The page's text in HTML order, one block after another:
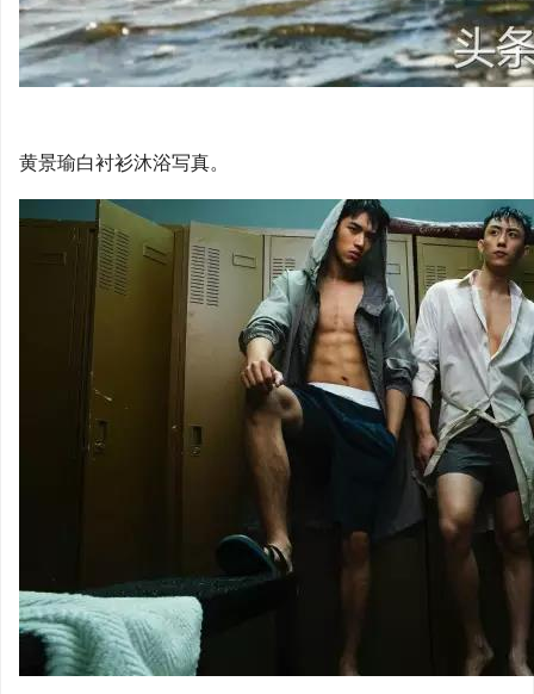
黄景瑜白衬衫沐浴写真。